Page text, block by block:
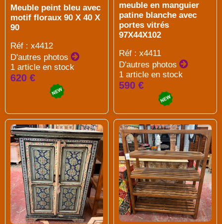
Meuble peint bleu avec
motif floraux 90 X 40 X
90
Réf : x4412
D'autres photos
1 article en stock
620 €
meuble en manguier
patine blanche avec
portes vitrés
97X44X102
Réf : x4411
D'autres photos
1 article en stock
590 €